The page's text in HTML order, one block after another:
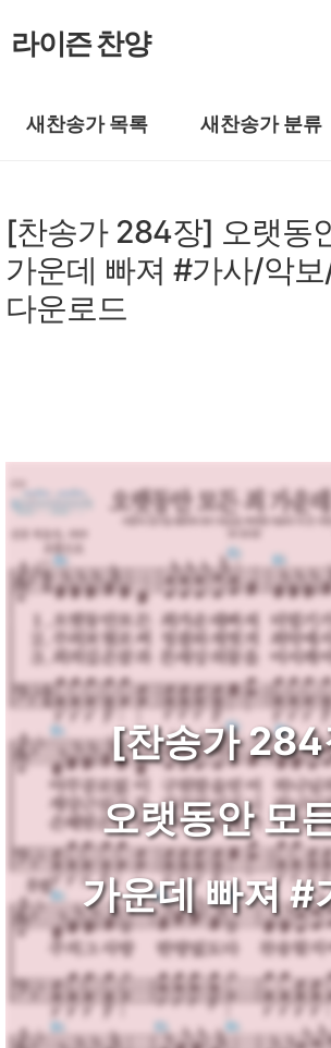
라이즌 찬양
새찬송가 목록 새찬송가 분류
[찬송가 284장] 오랫동
가운데 빠져 #가사/악
다운로드
[찬송가
오랫동안 모
가운데 빠져 #
악보/NWC/